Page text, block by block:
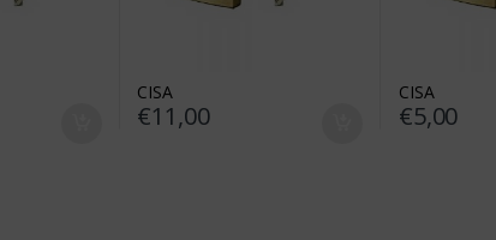
CISA
€11,00
CISA
€5,00